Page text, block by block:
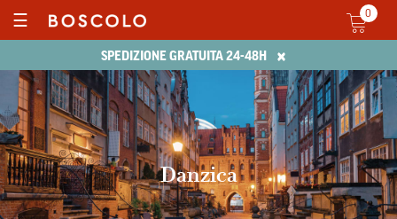
SPEDIZIONE GRATUITA 24-48H ×
☰ 0
Danzica